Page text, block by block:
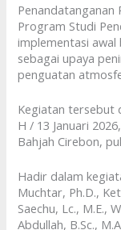
Penandatanganan
Program Studi
implementasi
sebagai upaya
penguatan
Kegiatan tersebut
H / 13 Januari
Bahjah Cirebon,
Hadir dalam
Muchtar, Ph.D.,
Saechu, Lc., M.E.,
Abdullah, B.Sc.,